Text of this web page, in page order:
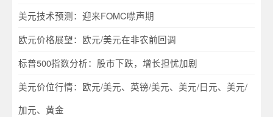
美元技术预测：迎来FOMC噤声期
欧元价格展望：欧元/美元在非农前回调
标普500指数分析：股市下跌，增长担忧加剧
美元价位行情：欧元/美元、英镑/美元、美元/日元、美元/
加元、黄金